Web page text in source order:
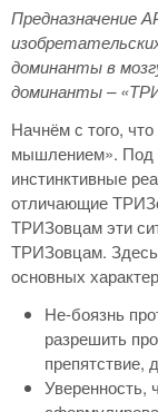
Предназначение
доминанты в
доминанты –
Начнём с того,
мышлением».
инстинктивные
отличающие
ТРИЗовцам эти
ТРИЗовцам. Здесь
основных
Не-боязнь
разрешить
Уверенность,